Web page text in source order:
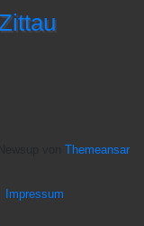
Themeansar
Impressum